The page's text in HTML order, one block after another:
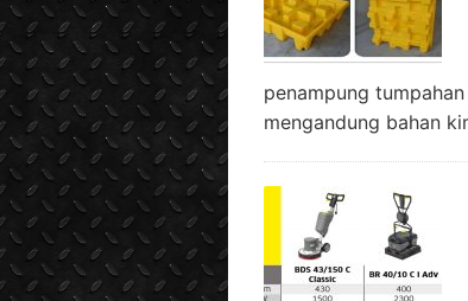
penampung
mengandung bahan